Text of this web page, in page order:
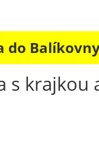
do
s krajkou